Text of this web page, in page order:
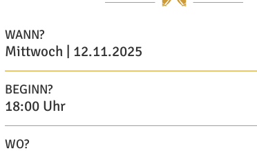
WANN?
Mittwoch | 12.11.2025
BEGINN?
18:00 Uhr
WO?